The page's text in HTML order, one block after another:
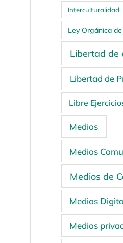
Interculturalidad
Ley Orgánica
Libertad de
Libertad de
Libre
Medios
Medios
Medios de
Medios
Medios